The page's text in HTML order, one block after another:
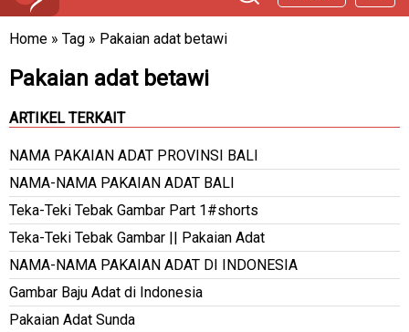
Home » Tag » Pakaian adat betawi
Pakaian adat betawi
ARTIKEL TERKAIT
NAMA PAKAIAN ADAT PROVINSI BALI
NAMA-NAMA PAKAIAN ADAT BALI
Teka-Teki Tebak Gambar Part 1#shorts
Teka-Teki Tebak Gambar || Pakaian Adat
NAMA-NAMA PAKAIAN ADAT DI INDONESIA
Gambar Baju Adat di Indonesia
Pakaian Adat Sunda